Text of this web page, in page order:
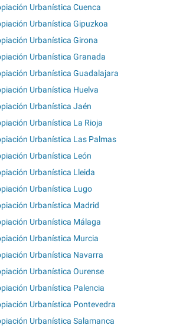
Urbanística Cuenca
Urbanística Gipuzkoa
Urbanística Girona
Urbanística Granada
Urbanística Guadalajara
Urbanística Huelva
Urbanística Jaén
Urbanística La Rioja
Urbanística Las Palmas
Urbanística León
Urbanística Lleida
Urbanística Lugo
Urbanística Madrid
Urbanística Málaga
Urbanística Murcia
Urbanística Navarra
Urbanística Ourense
Urbanística Palencia
Urbanística Pontevedra
Urbanística Salamanca